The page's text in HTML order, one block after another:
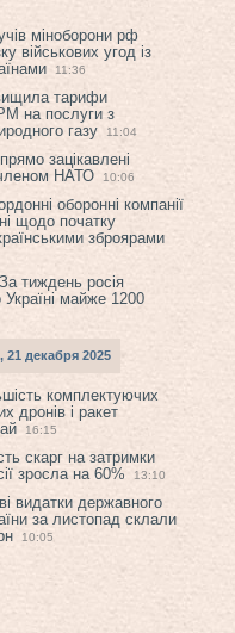
міноборони рф
військових угод із
11:36
тарифи
на послуги з
газу
11:04
зацікавлені
НАТО
10:06
оборонні компанії
щодо початку
зброярами
тиждень росія
майже 1200
21 декабря 2025
комплектуючих
дронів і ракет
16:15
скарг на затримки
зросла на 60%
13:10
видатки державного
за листопад склали
10:05